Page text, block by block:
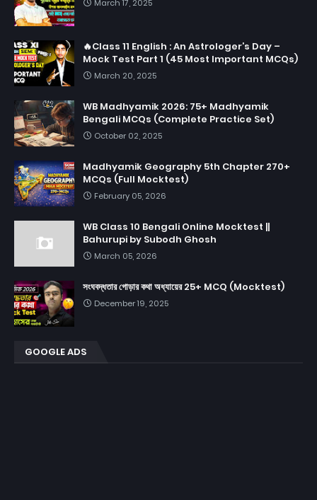
March 17, 2025
🔥Class 11 English : An Astrologer’s Day –
Mock Test Part 1 (45 Most Important MCQs)
March 20, 2025
WB Madhyamik 2026: 75+ Madhyamik
Bengali MCQs (Complete Practice Set)
October 02, 2025
Madhyamik Geography 5th Chapter 270+
MCQs (Full Mocktest)
February 05, 2026
WB Class 10 Bengali Online Mocktest ||
Bahurupi by Subodh Ghosh
March 05, 2026
সংঘবদ্ধতার গোড়ার কথা অধ্যায়ের 25+ MCQ (Mocktest)
December 19, 2025
GOOGLE ADS